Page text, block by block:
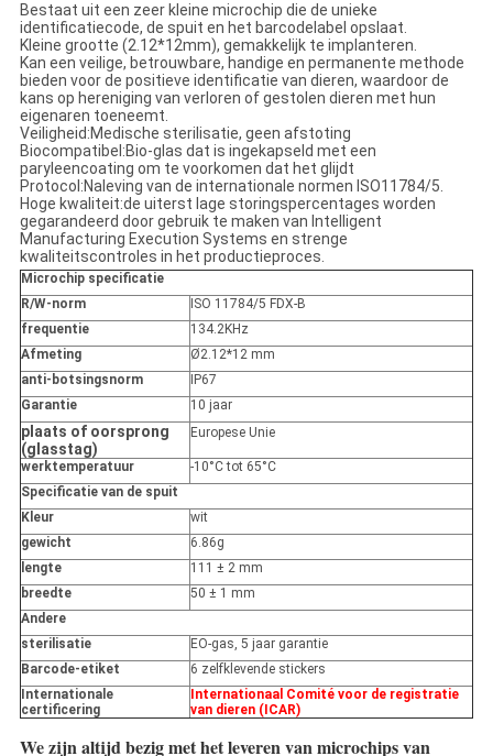
Bestaat uit een zeer kleine microchip die de unieke
identificatiecode, de spuit en het barcodelabel opslaat.
Kleine grootte (2.12*12mm), gemakkelijk te implanteren.
Kan een veilige, betrouwbare, handige en permanente methode
bieden voor de positieve identificatie van dieren, waardoor de
kans op hereniging van verloren of gestolen dieren met hun
eigenaren toeneemt.
Veiligheid:Medische sterilisatie, geen afstoting
Biocompatibel:Bio-glas dat is ingekapseld met een
paryleencoating om te voorkomen dat het glijdt
Protocol:Naleving van de internationale normen ISO11784/5.
Hoge kwaliteit:de uiterst lage storingspercentages worden
gegarandeerd door gebruik te maken van Intelligent
Manufacturing Execution Systems en strenge
kwaliteitscontroles in het productieproces.
Microchip specificatie
R/W-norm
ISO 11784/5 FDX-B
frequentie
134.2KHz
Afmeting
Ø2.12*12 mm
anti-botsingsnorm
IP67
Garantie
10 jaar
plaats of oorsprong
(glasstag)
Europese Unie
werktemperatuur
-10°C tot 65°C
Specificatie van de spuit
Kleur
wit
gewicht
6.86g
lengte
111 ± 2 mm
breedte
50 ± 1 mm
Andere
sterilisatie
EO-gas, 5 jaar garantie
Barcode-etiket
6 zelfklevende stickers
Internationale
certificering
Internationaal Comité voor de registratie
van dieren (ICAR)
We zijn altijd bezig met het leveren van microchips van